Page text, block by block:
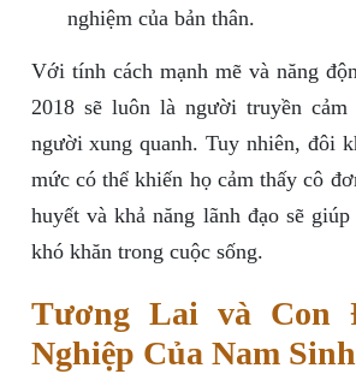
nghiệm của bản thân.
Với tính cách mạnh mẽ và năng
2018 sẽ luôn là người truyền cảm
người xung quanh. Tuy nhiên, đôi
mức có thể khiến họ cảm thấy cô
huyết và khả năng lãnh đạo sẽ
khó khăn trong cuộc sống.
Tương Lai và Con
Nghiệp Của Nam